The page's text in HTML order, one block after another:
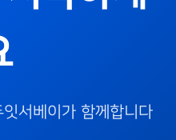
서베이가 함께합니다